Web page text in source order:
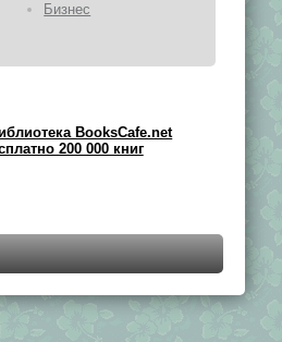
Бизнес
BooksCafe.net
200 000 книг